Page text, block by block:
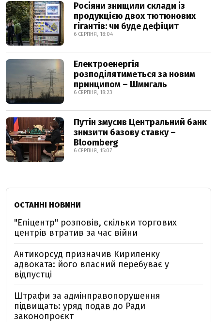
Росіяни знищили склади із
продукцією двох тютюнових
гігантів: чи буде дефіцит
6 СЕРПНЯ, 18:04
Електроенергія
розподілятиметься за новим
принципом – Шмигаль
6 СЕРПНЯ, 18:23
Путін змусив Центральний банк
знизити базову ставку –
Bloomberg
6 СЕРПНЯ, 15:07
ОСТАННІ НОВИНИ
"Епіцентр" розповів, скільки торгових
центрів втратив за час війни
Антикорсуд призначив Кириленку
адвоката: його власний перебуває у
відпустці
Штрафи за адмінправопорушення
підвищать: уряд подав до Ради
законопроєкт